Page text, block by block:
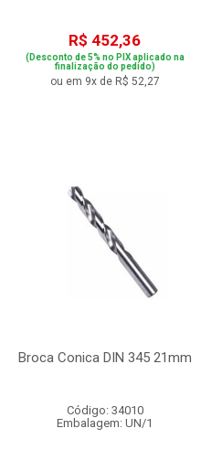
R$ 452,36
(Desconto de 5% no PIX aplicado na
finalização do pedido)
ou em 9x de R$ 52,27
Broca Conica DIN 345 21mm
Código: 34010
Embalagem: UN/1